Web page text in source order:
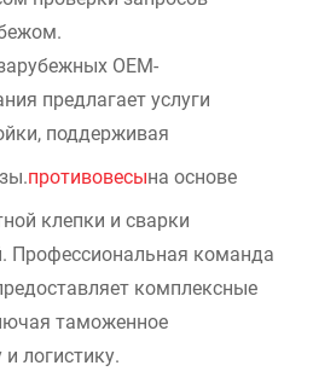
OEM-
предлагает услуги
поддерживая
противовесына основе
клепки и сварки
Профессиональная команда
комплексные
таможенное
логистику.